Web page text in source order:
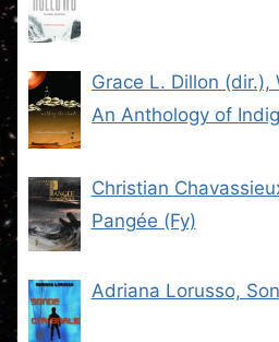
Grace L. Dillon (dir.),
An Anthology of
Christian
Pangée (Fy)
Adriana Lorusso,